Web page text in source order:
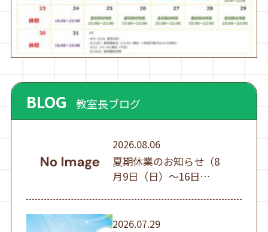
BLOG 教室長ブログ
2026.08.06
夏期休業のお知らせ（8
月9日（日）～16日
2026.07.29